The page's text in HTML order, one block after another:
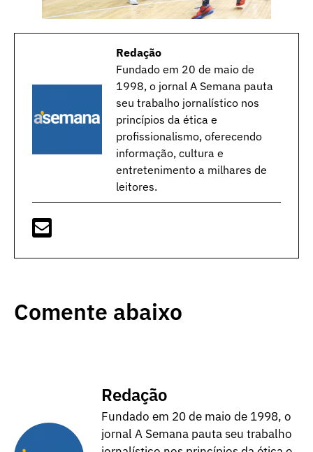
Redação
Fundado em 20 de maio de
1998, o jornal A Semana pauta
seu trabalho jornalístico nos
princípios da ética e
profissionalismo, oferecendo
informação, cultura e
entretenimento a milhares de
leitores.
Comente abaixo
Redação
Fundado em 20 de maio de 1998, o
jornal A Semana pauta seu trabalho